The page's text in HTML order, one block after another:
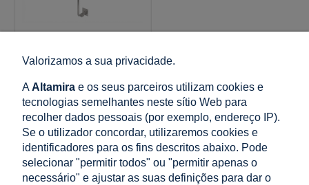
Ponta pára-raios para
chaminé h=2000mm
34,04 €
incl. 23% IMPOSTO, excl.
custos de envio
Preço líquido:27,67 €
Valorizamos a sua privacidade.
AAltamira e os seus parceiros utilizam cookies e
tecnologias semelhantes neste sítio Web para
recolher dados pessoais (por exemplo, endereço IP).
Se o utilizador concordar, utilizaremos cookies e
identificadores para os fins descritos abaixo. Pode
selecionar "permitir todos" ou "permitir apenas o
necessário" e ajustar as suas definições para dar o